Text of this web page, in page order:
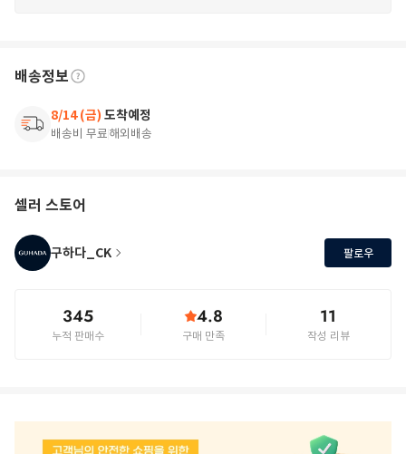
배송정보
8/14 (금) 도착예정
배송비 무료해외배송
셀러 스토어
구하다_CK 팔로우
345
누적 판매수
4.8
구매 만족
11
작성 리뷰